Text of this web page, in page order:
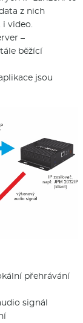
z nich
video.
–
běžící
jsou
přehrávání
signál